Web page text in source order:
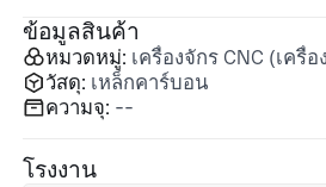
ข้อมูลสินค้า
หมวดหมู่: เครื่องจักร CNC (เครื่
วัสดุ: เหล็กคาร์บอน
ความจุ: --
โรงงาน